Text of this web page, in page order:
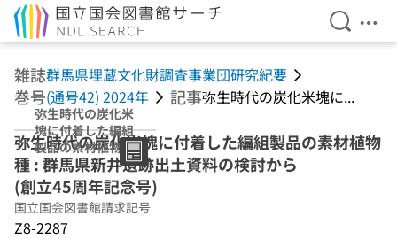
検索を
メ
雑誌群馬県埋蔵文化財調査事業団研究紀要
巻号(通号42) 2024年 記事弥生時代の炭化米塊に...
弥生時代の炭化米
塊に付着した編組
製品の素材植物種
: 群馬県新井遺跡
出土資料の検討か
ら (創立45周年記
念号)
弥生時代の炭化米塊に付着した編組製品の素材植物
種 : 群馬県新井遺跡出土資料の検討から
(創立45周年記念号)
国立国会図書館請求記号
Z8-2287